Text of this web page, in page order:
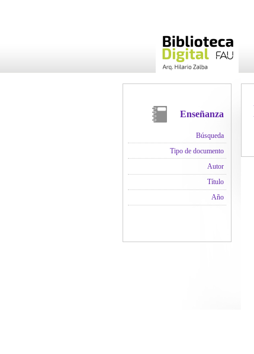
Enseñanza
Búsqueda
Tipo de documento
Autor
Título
Año